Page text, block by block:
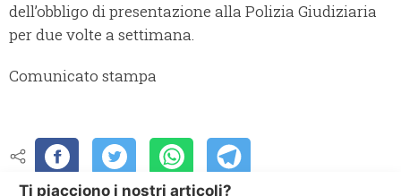
dell’obbligo di presentazione alla Polizia Giudiziaria
per due volte a settimana.
Comunicato stampa
Ti piacciono i nostri articoli?